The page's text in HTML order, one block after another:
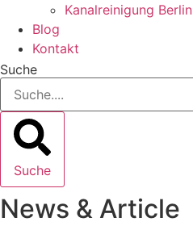
Kanalreinigung Berlin
Blog
Kontakt
Suche
Suche
News & Article